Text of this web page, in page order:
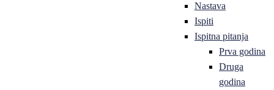
Nastava
Ispiti
Ispitna pitanja
Prva godina
Druga
godina